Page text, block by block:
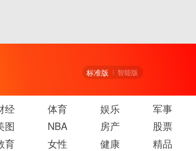
标准版 智能版
经 体育 娱乐 军事
图
NBA 房产 股票
育
女性 健康 精品